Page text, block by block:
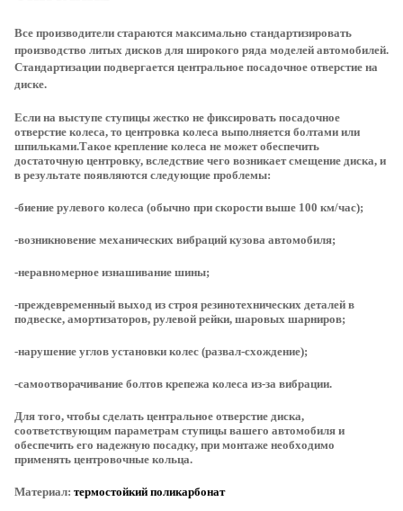
Все производители стараются максимально стандартизировать
производство литых дисков для широкого ряда моделей автомобилей.
Стандартизации подвергается центральное посадочное отверстие на
диске.
Если на выступе ступицы жестко не фиксировать посадочное
отверстие колеса, то центровка колеса выполняется болтами или
шпильками.Такое крепление колеса не может обеспечить
достаточную центровку, вследствие чего возникает смещение диска, и
в результате появляются следующие проблемы:
-биение рулевого колеса (обычно при скорости выше 100 км/час);
-возникновение механических вибраций кузова автомобиля;
-неравномерное изнашивание шины;
-преждевременный выход из строя резинотехнических деталей в
подвеске, амортизаторов, рулевой рейки, шаровых шарниров;
-нарушение углов установки колес (развал-схождение);
-самоотворачивание болтов крепежа колеса из-за вибрации.
Для того, чтобы сделать центральное отверстие диска,
соответствующим параметрам ступицы вашего автомобиля и
обеспечить его надежную посадку, при монтаже необходимо
применять центровочные кольца.
Материал: термостойкий поликарбонат